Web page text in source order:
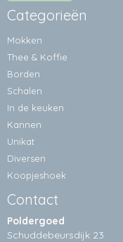
Categorieën
Mokken
Thee & Koffie
Borden
Schalen
In de keuken
Kannen
Unikat
Diversen
Koopjeshoek
Contact
Poldergoed
Schuddebeursdijk 23